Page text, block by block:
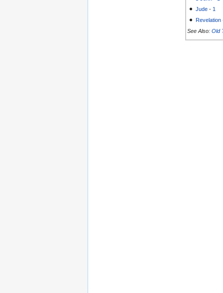
Jude -1
Revelation
See Also: Old